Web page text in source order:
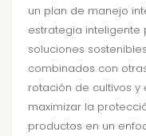
un plan de manejo
estrategia inteligente
soluciones
combinados con
rotación de cultivos y
maximizar la
productos en un